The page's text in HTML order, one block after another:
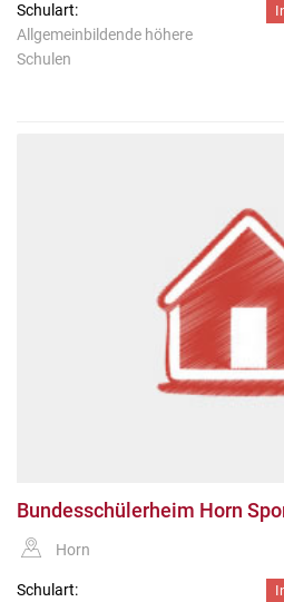
Schulart:
Allgemeinbildende höhere
Schulen
Bundesschülerheim Horn
Horn
Schulart: